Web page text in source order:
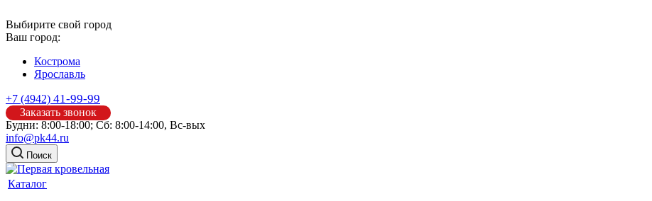
Выбирите свой город
Ваш город:
Кострома
Ярославль
+7 (4942) 41-99-99
Заказать звонок
Будни: 8:00-18:00; Сб: 8:00-14:00, Вс-вых
info@pk44.ru
Поиск
Каталог